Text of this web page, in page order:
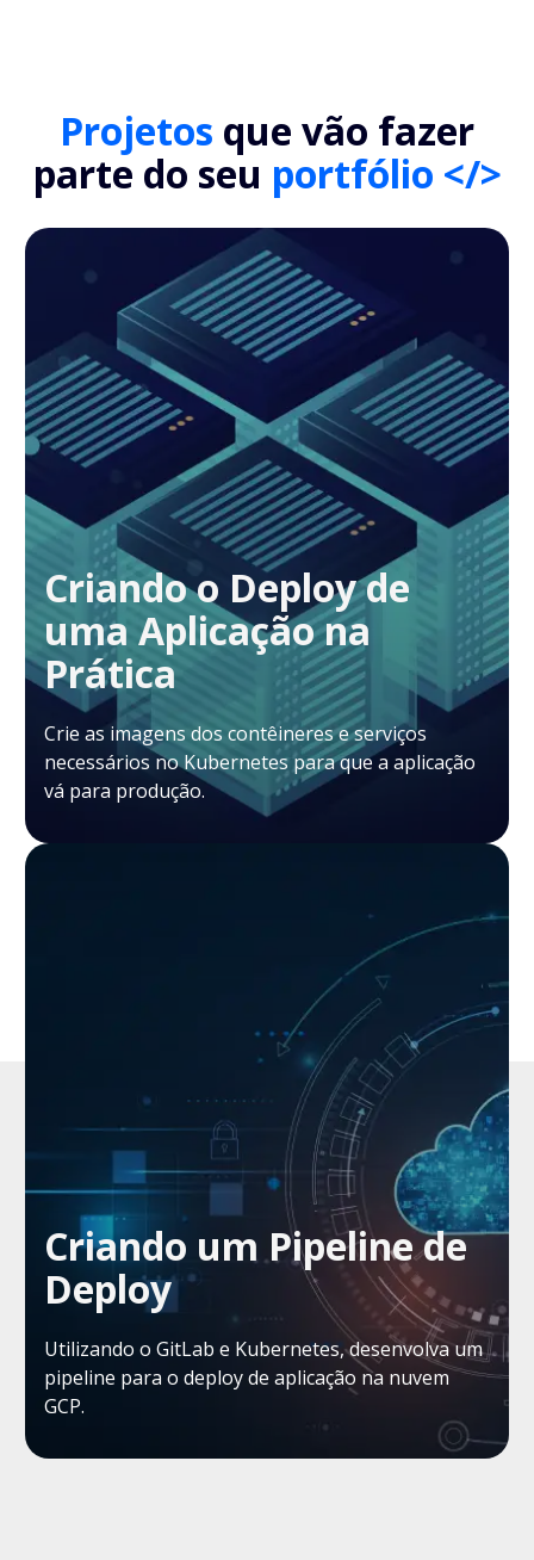
Projetos que vão fazer
parte do seu portfólio </>
Criando o Deploy de
uma Aplicação na
Prática
Crie as imagens dos contêineres e serviços
necessários no Kubernetes para que a aplicação
vá para produção.
Criando um Pipeline de
Deploy
Utilizando o GitLab e Kubernetes, desenvolva um
pipeline para o deploy de aplicação na nuvem
GCP.